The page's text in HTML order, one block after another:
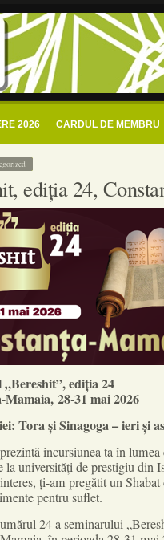
evreiesc
si radio shalom romania – radio
2026 CARDUL DE MEMBRU
ediția 24,
ediția 24
Mamaia, 28-31 mai 2026
Tora și Sinagoga – ieri și
incursiunea ta în
la universități de prestigiu din
ți-am pregătit un
pentru suflet.
24 a seminarului